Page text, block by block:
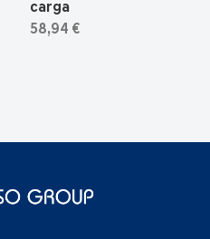
carga
58,94 €